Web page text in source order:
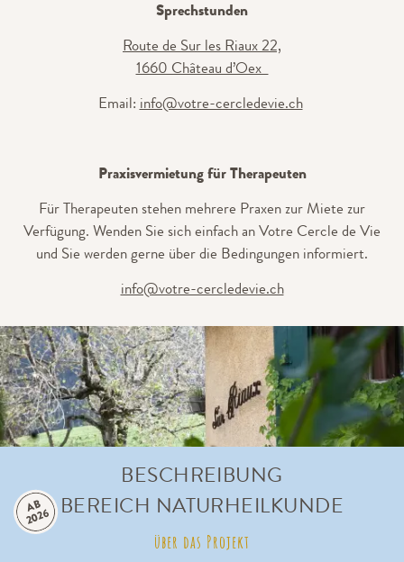
Sprechstunden
Route de Sur les Riaux 22,
1660 Château d’Oex
Email:info@votre-cercledevie.ch
Praxisvermietung für Therapeuten
Für Therapeuten stehen mehrere Praxen zur Miete zur
Verfügung. Wenden Sie sich einfach an Votre Cercle de Vie
und Sie werden gerne über die Bedingungen informiert.
info@votre-cercledevie.ch
A
B
2
0
2
6
BESCHREIBUNG
BEREICH NATURHEILKUNDE
über das Projekt